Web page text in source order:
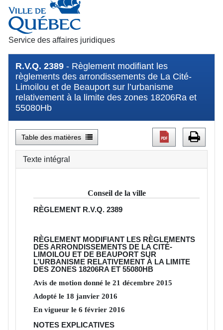
Service des affaires juridiques
R.V.Q. 2389 - Règlement modifiant les
règlements des arrondissements de La Cité-
Limoilou et de Beauport sur l’urbanisme
relativement à la limite des zones 18206Ra et
55080Hb
Table des matières
Texte intégral
Conseil de la ville
RÈGLEMENT R.V.Q. 2389
RÈGLEMENT MODIFIANT LES RÈGLEMENTS
DES ARRONDISSEMENTS DE LA CITÉ-
LIMOILOU ET DE BEAUPORT SUR
L’URBANISME RELATIVEMENT À LA LIMITE
DES ZONES 18206RA ET 55080HB
Avis de motion donné le21décembre2015
Adopté le 18janvier2016
En vigueur le6février2016
NOTES EXPLICATIVES